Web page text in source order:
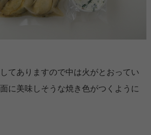
てありますので中は火がとおってい
に美味しそうな焼き色がつくように